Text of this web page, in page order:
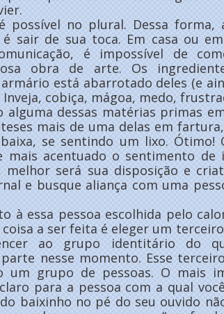
possível no plural. Dessa forma,
sair de sua toca. Em casa ou
é impossível de
obra de arte. Os
está abarrotado deles (e
Inveja, cobiça, mágoa, medo,
alguma dessas matérias primas
mais de uma delas em
se sentindo um lixo. Ótimo!
mais acentuado o sentimento de
melhor será sua disposição e
e busque aliança com uma
à essa pessoa escolhida pelo
a ser feita é eleger um
ao grupo identitário do
nesse momento. Esse
um grupo de pessoas. O mais
para a pessoa com a qual
baixinho no pé do seu ouvido